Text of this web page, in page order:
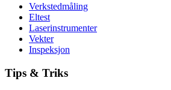
Verkstedmåling
Eltest
Laserinstrumenter
Vekter
Inspeksjon
Tips & Triks